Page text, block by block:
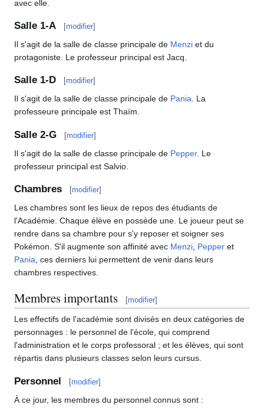
avec elle.
Salle 1-A [modifier]
Il s'agit de la salle de classe principale de Menzi et du
protagoniste. Le professeur principal est Jacq.
Salle 1-D [modifier]
Il s'agit de la salle de classe principale de Pania. La
professeure principale est Thaïm.
Salle 2-G [modifier]
Il s'agit de la salle de classe principale de Pepper. Le
professeur principal est Salvio.
Chambres [modifier]
Les chambres sont les lieux de repos des étudiants de
l'Académie. Chaque élève en possède une. Le joueur peut se
rendre dans sa chambre pour s'y reposer et soigner ses
Pokémon. S'il augmente son affinité avec Menzi Pepper et
Pania , ces derniers lui permettent de venir dans leurs
chambres respectives.
Membres importants [modifier]
Les effectifs de l'académie sont divisés en deux catégories de
personnages : le personnel de l'école, qui comprend
l'administration et le corps professoral ; et les élèves, qui sont
répartis dans plusieurs classes selon leurs cursus.
Personnel [modifier]
À ce jour, les membres du personnel connus sont :